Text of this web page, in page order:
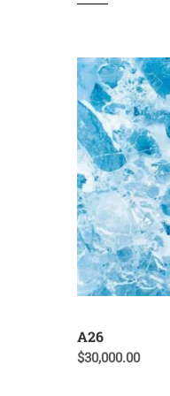
A26
$30,000.00